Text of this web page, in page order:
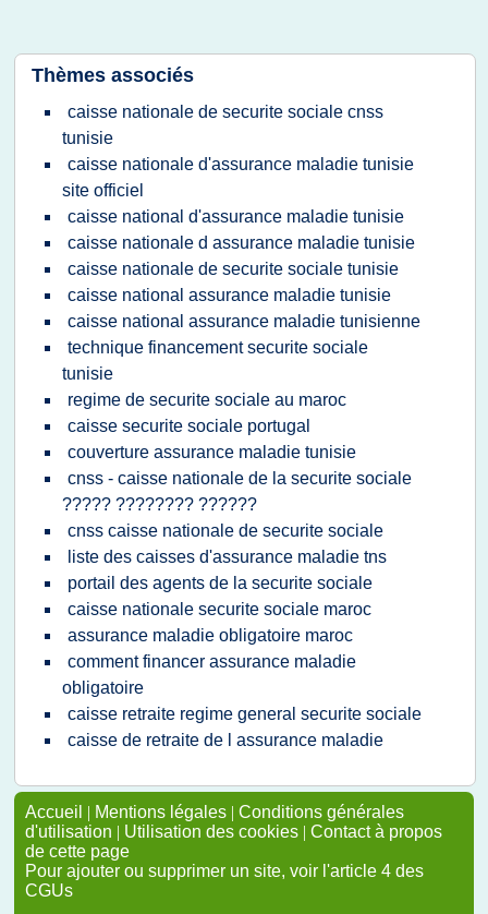
Thèmes associés
caisse nationale de securite sociale cnss
tunisie
caisse nationale d'assurance maladie tunisie
site officiel
caisse national d'assurance maladie tunisie
caisse nationale d assurance maladie tunisie
caisse nationale de securite sociale tunisie
caisse national assurance maladie tunisie
caisse national assurance maladie tunisienne
technique financement securite sociale
tunisie
regime de securite sociale au maroc
caisse securite sociale portugal
couverture assurance maladie tunisie
cnss - caisse nationale de la securite sociale
????? ???????? ??????
cnss caisse nationale de securite sociale
liste des caisses d'assurance maladie tns
portail des agents de la securite sociale
caisse nationale securite sociale maroc
assurance maladie obligatoire maroc
comment financer assurance maladie
obligatoire
caisse retraite regime general securite sociale
caisse de retraite de l assurance maladie
Accueil | Mentions légales | Conditions générales
d'utilisation | Utilisation des cookies | Contact à propos
de cette page
Pour ajouter ou supprimer un site, voir l'article 4 des
CGUs